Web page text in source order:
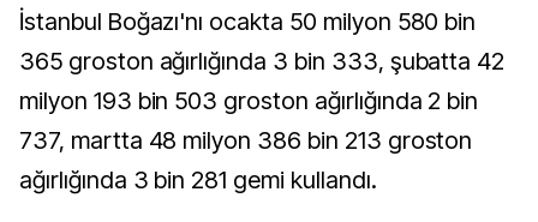
İstanbul Boğazı'nı ocakta 50 milyon 580 bin
365 groston ağırlığında 3 bin 333, şubatta 42
milyon 193 bin 503 groston ağırlığında 2 bin
737, martta 48 milyon 386 bin 213 groston
ağırlığında 3 bin 281 gemi kullandı.